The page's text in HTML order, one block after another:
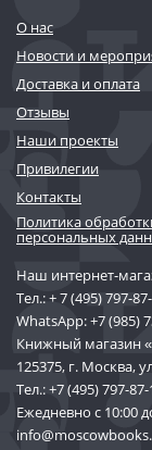
О нас
Новости и
Доставка и оплата
Отзывы
Наши проекты
Привилегии
Контакты
Политика
персональных
Наш интернет-
Тел.:+ 7 (495) 797-
WhatsApp:+7 (985)
Книжный магазин
125375, г. Москва,
Тел.:+7 (495) 797-
Ежедневно с 10:00